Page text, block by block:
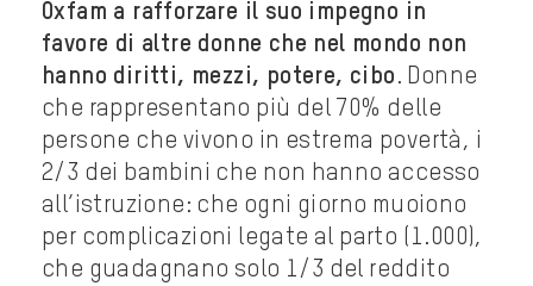
Oxfam a rafforzare il suo impegno in
favore di altre donne che nel mondo non
hanno diritti, mezzi, potere, cibo . Donne
che rappresentano più del 70% delle
persone che vivono in estrema povertà, i
2/3 dei bambini che non hanno accesso
all’istruzione: che ogni giorno muoiono
per complicazioni legate al parto (1.000),
che guadagnano solo 1/3 del reddito